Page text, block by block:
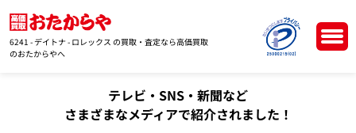
6241 - デイトナ - ロレックス の買取・査定なら高価買取
のおたからやへ
テレビ・SNS・新聞など
さまざまなメディアで紹介されました！